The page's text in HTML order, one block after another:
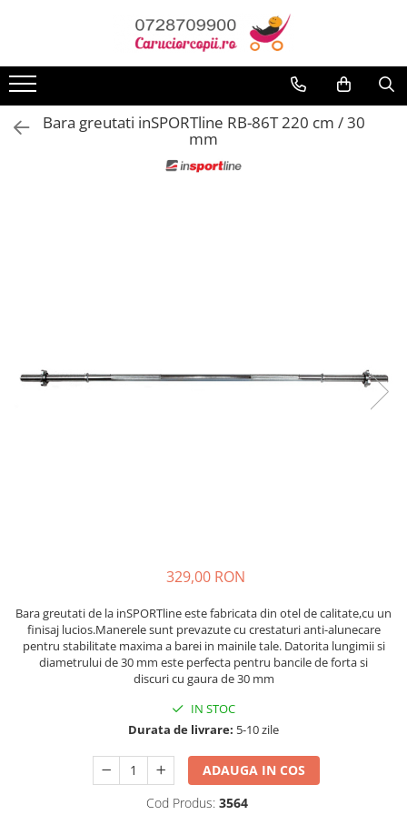
Carucioare copii
Carucioare sport copii
Accesorii diverse carucioare
Camera copilului
Patuturi din lemn
Patuturi lemn pana la 120 x 60 cm
Saltele patut copii
Bara greutati inSPORTline RB-86T 220 cm / 30
mm
329,00 RON
Bara greutati de la inSPORTlineeste fabricata din otel de calitate,cu un
finisaj lucios.Manerele sunt prevazute cu crestaturi anti-alunecare
pentru stabilitate maxima a barei in mainile tale. Datorita lungimii si
diametrului de 30 mm este perfecta pentru bancile de forta si
discuri cu gaura de 30 mm
IN STOC
Durata de livrare: 5-10 zile
ADAUGA IN COS
Cod Produs: 3564